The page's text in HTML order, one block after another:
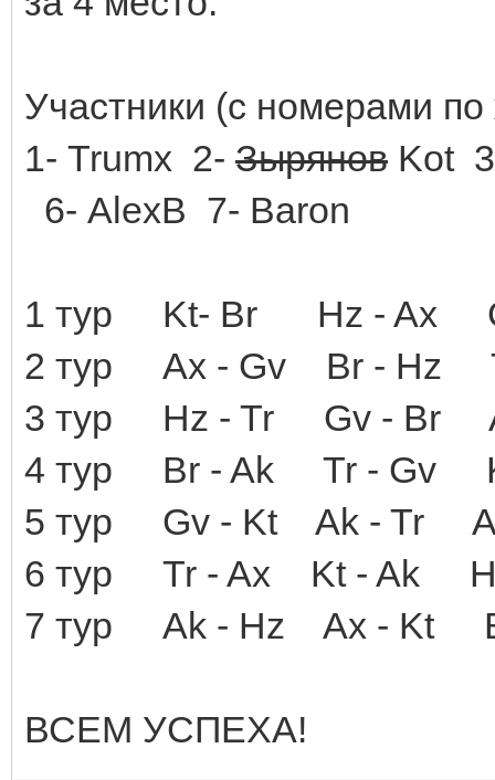
Участники (с номерами
1- Trumx 2- Зырянов Kot
6- АlexB 7- Baron
1 тур Kt- Br Hz - Ax
2 тур Ax - Gv Br - Hz
3 тур Hz - Tr Gv - Br
4 тур Br - Ak Tr - Gv
5 тур Gv - Kt Ak - Tr
6 тур Tr - Ax Kt - Ak
7 тур Ak - Hz Ax - Kt
ВСЕМ УСПЕХА!